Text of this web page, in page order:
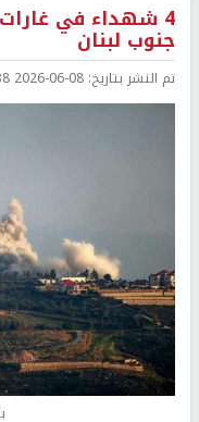
4 شهداء في
جنوب لبنان
تم النشر بتاريخ: 2026-06-08 13:38